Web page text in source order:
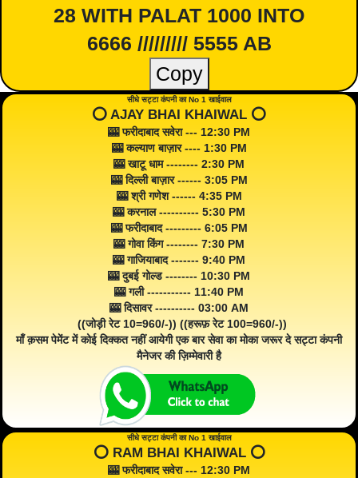
28 WITH PALAT 1000 INTO
6666 ///////// 5555 AB
Copy
सीधे सट्टा कंपनी का No 1 खाईवाल
⭕️ AJAY BHAI KHAIWAL ⭕️
🎰 फरीदाबाद सवेरा --- 12:30 PM
🎰 कल्याण बाज़ार ---- 1:30 PM
🎰 खाटू धाम -------- 2:30 PM
🎰 दिल्ली बाज़ार ------ 3:05 PM
🎰 श्री गणेश ------ 4:35 PM
🎰 करनाल ---------- 5:30 PM
🎰 फरीदाबाद --------- 6:05 PM
🎰 गोवा किंग -------- 7:30 PM
🎰 गाजियाबाद ------- 9:40 PM
🎰 दुबई गोल्ड -------- 10:30 PM
🎰 गली ----------- 11:40 PM
🎰 दिसावर ---------- 03:00 AM
((जोड़ी रेट 10=960/-)) ((हरूफ़ रेट 100=960/-))
माँ क़सम पेमेंट में कोई दिक्कत नहीं आयेगी एक बार सेवा का मोका जरूर दे सट्टा कंपनी
मैनेजर की ज़िम्मेवारी है
सीधे सट्टा कंपनी का No 1 खाईवाल
⭕️ RAM BHAI KHAIWAL ⭕️
🎰 फरीदाबाद सवेरा --- 12:30 PM